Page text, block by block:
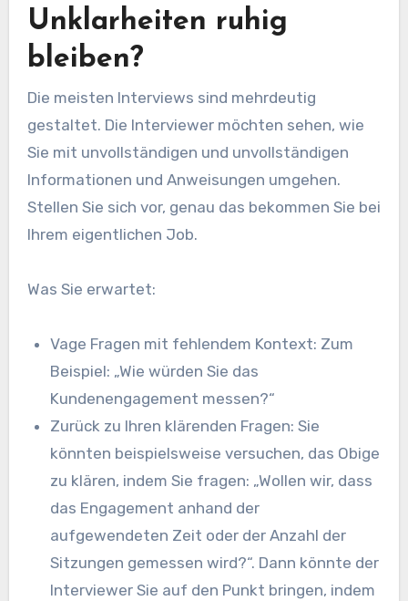
Unklarheiten ruhig
bleiben?
Die meisten Interviews sind mehrdeutig
gestaltet. Die Interviewer möchten sehen, wie
Sie mit unvollständigen und unvollständigen
Informationen und Anweisungen umgehen.
Stellen Sie sich vor, genau das bekommen Sie bei
Ihrem eigentlichen Job.
Was Sie erwartet:
Vage Fragen mit fehlendem Kontext: Zum
Beispiel: „Wie würden Sie das
Kundenengagement messen?“
Zurück zu Ihren klärenden Fragen: Sie
könnten beispielsweise versuchen, das Obige
zu klären, indem Sie fragen: „Wollen wir, dass
das Engagement anhand der
aufgewendeten Zeit oder der Anzahl der
Sitzungen gemessen wird?“. Dann könnte der
Interviewer Sie auf den Punkt bringen, indem